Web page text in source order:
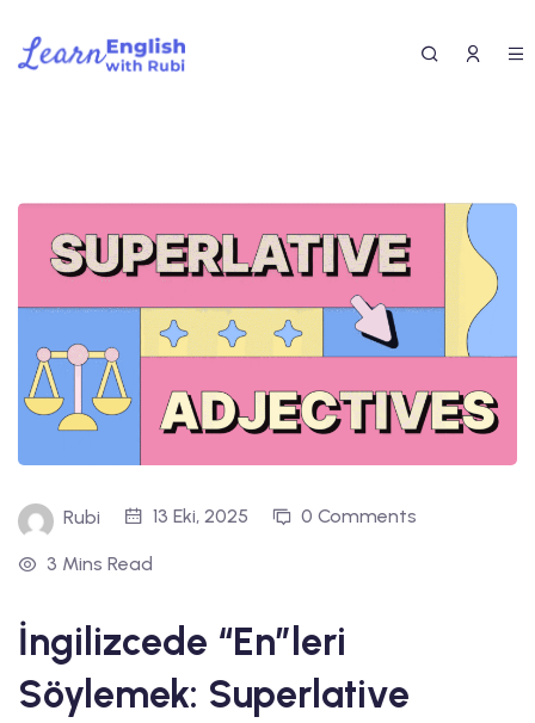
Rubi 13 Eki, 2025 0 Comments
3 Mins Read
İngilizcede “En”leri
Söylemek: Superlative